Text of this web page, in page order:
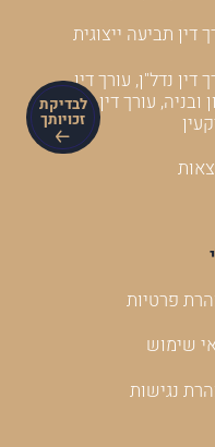
לבדיקת
זכויותך
דין תביעה ייצוגית
דין נדל"ן, עורך דין
ובניה, עורך דין
פרטיות
שימוש
נגישות